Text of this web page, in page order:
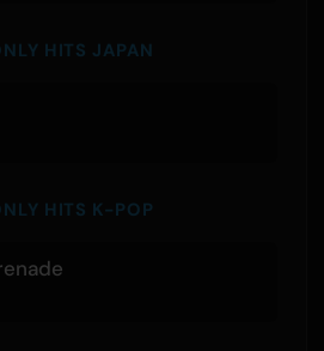
HITS JAPAN
HITS K-POP